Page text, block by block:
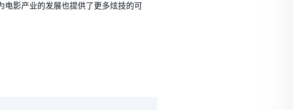
电影产业的发展也提供了更多炫技的可